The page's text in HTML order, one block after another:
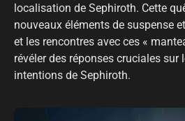
localisation de Sephiroth. Cette
nouveaux éléments de suspense
et les rencontres avec ces «
révéler des réponses cruciales sur
intentions de Sephiroth.